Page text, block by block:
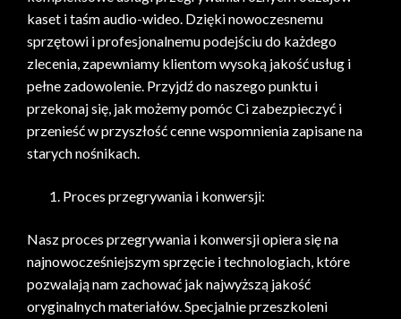
kaset i taśm audio-wideo. Dzięki nowoczesnemu
sprzętowi i profesjonalnemu podejściu do każdego
zlecenia, zapewniamy klientom wysoką jakość usług i
pełne zadowolenie. Przyjdź do naszego punktu i
przekonaj się, jak możemy pomóc Ci zabezpieczyć i
przenieść w przyszłość cenne wspomnienia zapisane na
starych nośnikach.
Proces przegrywania i konwersji:
Nasz proces przegrywania i konwersji opiera się na
najnowocześniejszym sprzęcie i technologiach, które
pozwalają nam zachować jak najwyższą jakość
oryginalnych materiałów. Specjalnie przeszkoleni